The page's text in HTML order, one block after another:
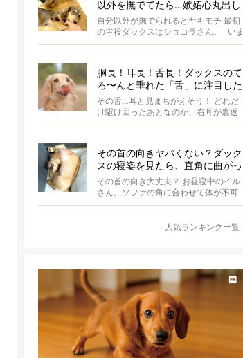
以外を撫でてたら…嫉妬心丸出し
になったダックス【動画】
自分以外が撫でられるとヤキモチ 最初
の主役ダックスはショコラさん。 いま
はオーナーさんが同居ゴル...
胴長！耳長！舌長！ダックスのて
ろ〜んと垂れた「舌」に注目した
結果、元気もらった。
その舌…耳と見まちがえそう！ どれだ
け駆け回ったあとなのか、右耳が裏返
ってしまっているAuraちゃん。耳の中
その首の向きヤバくない？ダック
スの寝姿を見たら、直角に曲がっ
てて二度見した【写真4選】
その首の向き大丈夫？ お昼寝中のイル
さん。ソファの角に合わせて体が不可
解な状態にぐにゃりと曲がっていま
人気ランキング一覧